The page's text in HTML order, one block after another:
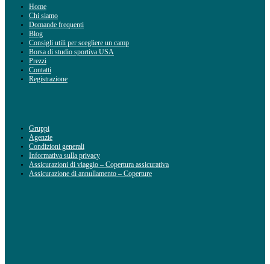
Home
Chi siamo
Domande frequenti
Blog
Consigli utili per scegliere un camp
Borsa di studio sportiva USA
Prezzi
Contatti
Registrazione
Gruppi
Agenzie
Condizioni generali
Informativa sulla privacy
Assicurazioni di viaggio – Copertura assicurativa
Assicurazione di annullamento – Coperture